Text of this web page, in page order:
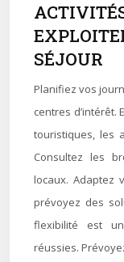
SÉJOUR
Planifiez vos
centres d’intérêt.
touristiques, les
Consultez les
locaux. Adaptez
prévoyez des
flexibilité est
réussies.